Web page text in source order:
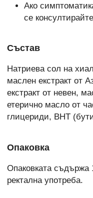
Ако
се
Състав
Натриева сол на
маслен екстракт от
екстракт от невен,
етерично масло от
глицериди, BHT
Опаковка
Опаковката съдържа
ректална употреба.